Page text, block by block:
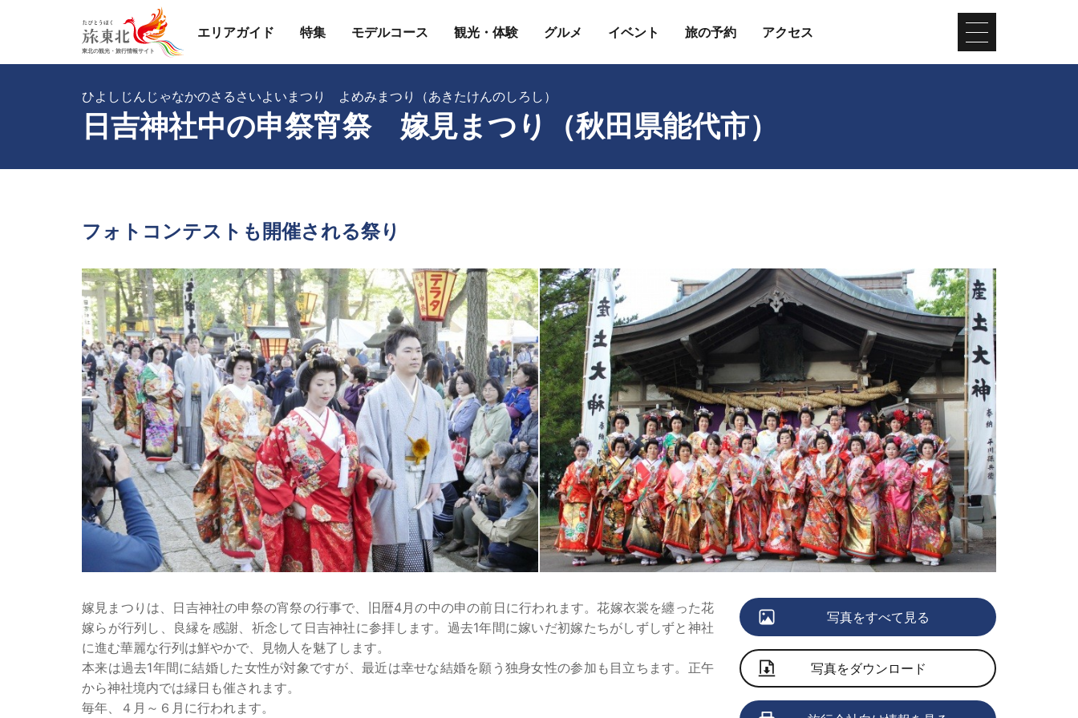
エリアガイド 特集 モデルコース 観光・体験 グルメ イベント 旅の予約 アクセス
日吉神社中の申祭宵祭 嫁見まつり（秋田県能代市）
ひよしじんじゃなかのさるさいよいまつり よめみまつり（あきたけんのしろし）
フォトコンテストも開催される祭り
嫁見まつりは、日吉神社の申祭の宵祭の行事で、旧暦4月の中の申の前日に行われます。花嫁衣裳を纏った花
嫁らが行列し、良縁を感謝、祈念して日吉神社に参拝します。過去1年間に嫁いだ初嫁たちがしずしずと神社
に進む華麗な行列は鮮やかで、見物人を魅了します。
本来は過去1年間に結婚した女性が対象ですが、最近は幸せな結婚を願う独身女性の参加も目立ちます。正午
から神社境内では縁日も催されます。
毎年、４月～６月に行われます。
写真をすべて見る
写真をダウンロード